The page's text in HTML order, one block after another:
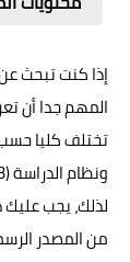
إذا كنت تبحث
المهم جدا أن
تختلف كليا
من المصدر